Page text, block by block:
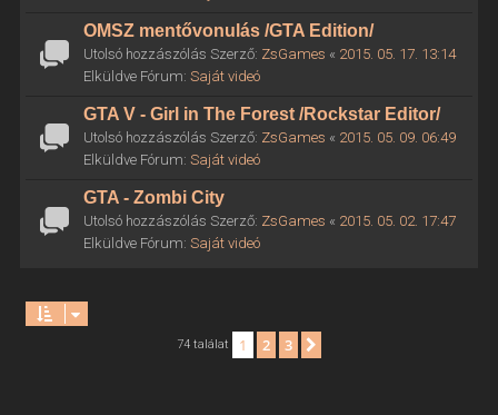
OMSZ mentővonulás /GTA Edition/
Utolsó hozzászólás Szerző: ZsGames « 2015. 05. 17. 13:14
Elküldve Fórum: Saját videó
GTA V - Girl in The Forest /Rockstar Editor/
Utolsó hozzászólás Szerző: ZsGames « 2015. 05. 09. 06:49
Elküldve Fórum: Saját videó
GTA - Zombi City
Utolsó hozzászólás Szerző: ZsGames « 2015. 05. 02. 17:47
Elküldve Fórum: Saját videó
74 találat 1 2 3